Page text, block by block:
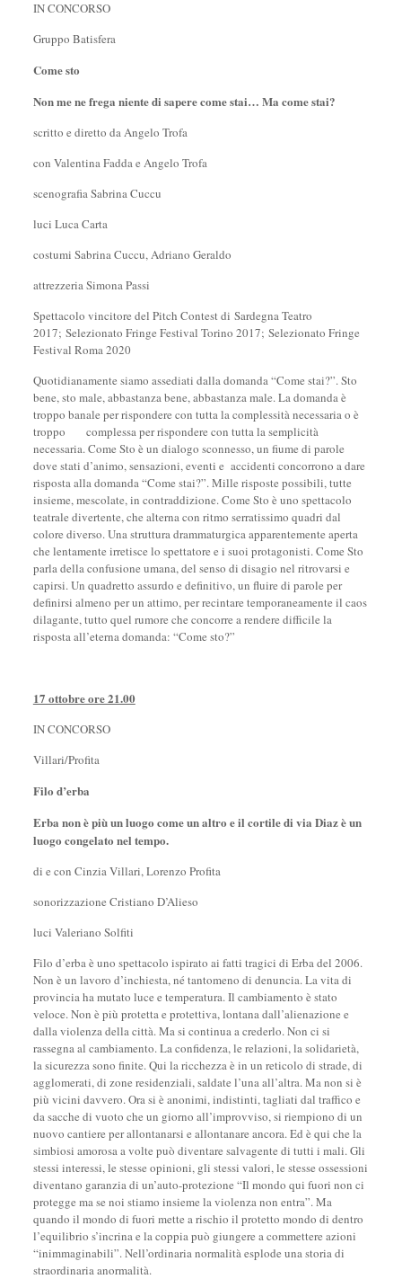
IN CONCORSO
Gruppo Batisfera
Come sto
Non me ne frega niente di sapere come stai… Ma come stai?
scritto e diretto da Angelo Trofa
con Valentina Fadda e Angelo Trofa
scenografia Sabrina Cuccu
luci Luca Carta
costumi Sabrina Cuccu, Adriano Geraldo
attrezzeria Simona Passi
Spettacolo vincitore del Pitch Contest di Sardegna Teatro
2017; Selezionato Fringe Festival Torino 2017; Selezionato Fringe
Festival Roma 2020
Quotidianamente siamo assediati dalla domanda “Come stai?”. Sto
bene, sto male, abbastanza bene, abbastanza male. La domanda è
troppo banale per rispondere con tutta la complessità necessaria o è
troppo complessa per rispondere con tutta la semplicità
necessaria. Come Sto è un dialogo sconnesso, un fiume di parole
dove stati d’animo, sensazioni, eventi e accidenti concorrono a dare
risposta alla domanda “Come stai?”. Mille risposte possibili, tutte
insieme, mescolate, in contraddizione. Come Sto è uno spettacolo
teatrale divertente, che alterna con ritmo serratissimo quadri dal
colore diverso. Una struttura drammaturgica apparentemente aperta
che lentamente irretisce lo spettatore e i suoi protagonisti. Come Sto
parla della confusione umana, del senso di disagio nel ritrovarsi e
capirsi. Un quadretto assurdo e definitivo, un fluire di parole per
definirsi almeno per un attimo, per recintare temporaneamente il caos
dilagante, tutto quel rumore che concorre a rendere difficile la
risposta all’eterna domanda: “Come sto?”
17 ottobre ore 21.00
IN CONCORSO
Villari/Profita
Filo d’erba
Erba non è più un luogo come un altro e il cortile di via Diaz è un
luogo congelato nel tempo.
di e con Cinzia Villari, Lorenzo Profita
sonorizzazione Cristiano D’Alieso
luci Valeriano Solfiti
Filo d’erba è uno spettacolo ispirato ai fatti tragici di Erba del 2006.
Non è un lavoro d’inchiesta, né tantomeno di denuncia. La vita di
provincia ha mutato luce e temperatura. Il cambiamento è stato
veloce. Non è più protetta e protettiva, lontana dall’alienazione e
dalla violenza della città. Ma si continua a crederlo. Non ci si
rassegna al cambiamento. La confidenza, le relazioni, la solidarietà,
la sicurezza sono finite. Qui la ricchezza è in un reticolo di strade, di
agglomerati, di zone residenziali, saldate l’una all’altra. Ma non si è
più vicini davvero. Ora si è anonimi, indistinti, tagliati dal traffico e
da sacche di vuoto che un giorno all’improvviso, si riempiono di un
nuovo cantiere per allontanarsi e allontanare ancora. Ed è qui che la
simbiosi amorosa a volte può diventare salvagente di tutti i mali. Gli
stessi interessi, le stesse opinioni, gli stessi valori, le stesse ossessioni
diventano garanzia di un’auto-protezione “Il mondo qui fuori non ci
protegge ma se noi stiamo insieme la violenza non entra”. Ma
quando il mondo di fuori mette a rischio il protetto mondo di dentro
l’equilibrio s’incrina e la coppia può giungere a commettere azioni
“inimmaginabili”. Nell’ordinaria normalità esplode una storia di
straordinaria anormalità.